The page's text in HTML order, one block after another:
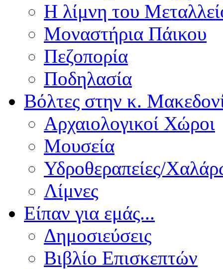
Η λίμνη του
Μοναστήρια Πάικου
Πεζοπορία
Ποδηλασία
Βόλτες στην κ.
Αρχαιολογικοί Χώροι
Μουσεία
Υδροθεραπείες/
Λίμνες
Είπαν για εμάς...
Δημοσιεύσεις
Βιβλίο Επισκεπτών